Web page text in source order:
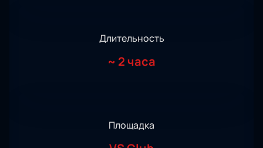
Длительность
~ 2 часа
Площадка